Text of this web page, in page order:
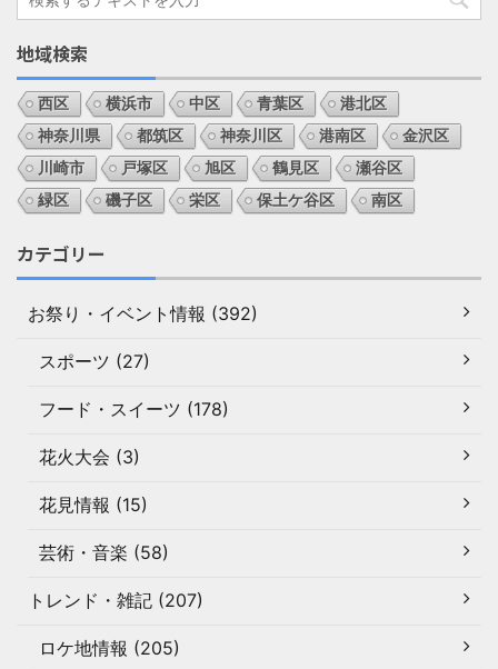
地域検索
西区 横浜市 中区 青葉区
港北区
神奈川県
都筑区 神奈川区 港南区
金沢区
川崎市
戸塚区 旭区 鶴見区
瀬谷区
緑区
磯子区 栄区 保土ケ谷区 南区
カテゴリー
お祭り・イベント情報 (392)
スポーツ (27)
フード・スイーツ (178)
花火大会 (3)
花見情報 (15)
芸術・音楽 (58)
トレンド・雑記 (207)
ロケ地情報 (205)